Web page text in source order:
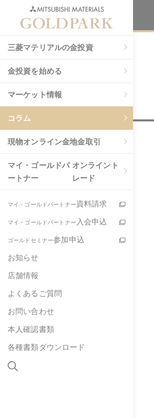
三菱マテリアルの金投資
金投資を始める
マーケット情報
コラム
現物オンライン金地金取引
マイ・ゴールドパ
ートナー
オンライント
レード
マイ・ゴールドパートナー資料請求
マイ・ゴールドパートナー 入会申込
ゴールドセミナー参加申込
お知らせ
店舗情報
よくあるご質問
お問い合わせ
本人確認書類
各種書類ダウンロード